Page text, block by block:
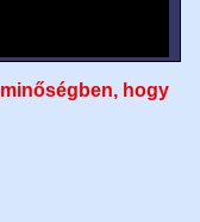
hogy